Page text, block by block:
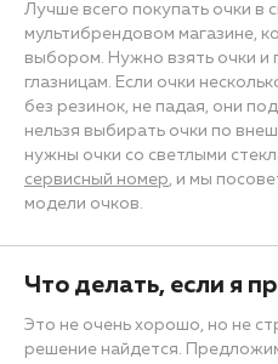
Лучше всего покупать очки в
мультибрендовом магазине,
выбором. Нужно взять очки и
глазницам. Если очки
без резинок, не падая, они
нельзя выбирать очки по
нужны очки со светлыми
сервисный номер, и мы
модели очков.
Что делать, если я
Это не очень хорошо, но не
решение найдется.